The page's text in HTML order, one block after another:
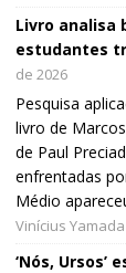
Livro analisa
estudantes
de 2026
Pesquisa
livro de
de Paul
enfrentadas
Médio
Vinícius Yamada
‘Nós, Ursos’